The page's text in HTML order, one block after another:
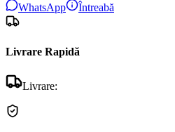
WhatsApp Întreabă
Livrare Rapidă
Livrare: